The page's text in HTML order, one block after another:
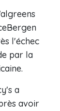
l'échec
par la
a
avoir